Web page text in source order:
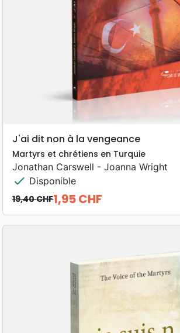
J'ai dit non à la vengeance
Martyrs et chrétiens en Turquie
Jonathan Carswell - Joanna Wright
check Disponible
Prix de base
19,40 CHF
Prix 1,95 CHF